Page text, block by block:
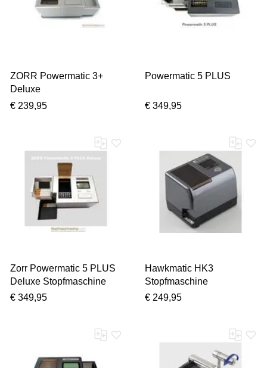
ZORR Powermatic 3+
Deluxe
€ 239,95
Powermatic 5 PLUS
€ 349,95
Zorr Powermatic 5 PLUS
Deluxe Stopfmaschine
€ 349,95
Hawkmatic HK3
Stopfmaschine
€ 249,95